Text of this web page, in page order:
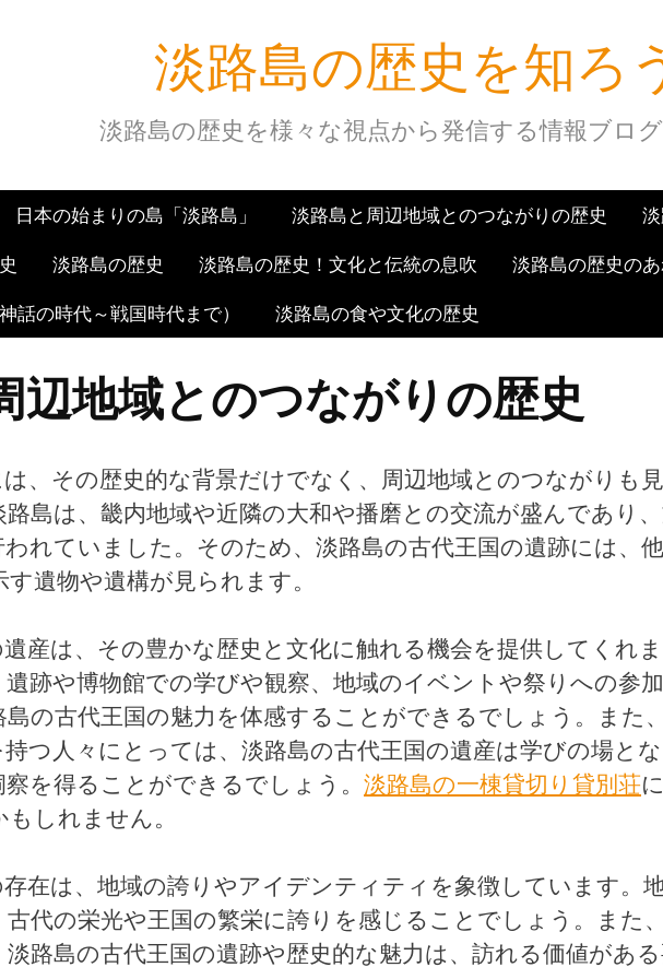
淡路島の歴史を知ろ
淡路島の歴史を様々な視点から発信する情報ブログ
日本の始まりの島「淡路島」 淡路島と周辺地域とのつながりの歴史
淡路島の歴史 淡路島の歴史！文化と伝統の息吹
淡路島の歴史の
話の時代～戦国時代まで）
淡路島の食や文化の歴史
辺地域とのつながりの歴史
、その歴史的な背景だけでなく、周辺地域とのつながりも
島は、畿内地域や近隣の大和や播磨との交流が盛んであり
れていました。そのため、淡路島の古代王国の遺跡には、
遺物や遺構が見られます。
産は、その豊かな歴史と文化に触れる機会を提供してくれま
跡や博物館での学びや観察、地域のイベントや祭りへの参加
の古代王国の魅力を体感することができるでしょう。また、
つ人々にとっては、淡路島の古代王国の遺産は学びの場とな
を得ることができるでしょう。 淡路島の一棟貸切り貸別荘に
しれません。
在は、地域の誇りやアイデンティティを象徴しています。
代の栄光や王国の繁栄に誇りを感じることでしょう。また、
路島の古代王国の遺跡や歴史的な魅力は、訪れる価値があ